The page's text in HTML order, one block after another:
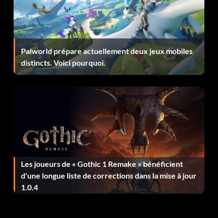
PRIDE of a champion (Bronze)
Objectif : Remporter 25 combats consécutifs en mode
Défense du titre.
Prime Time Fighting (Bronze)
Objectif : Jouer et terminer un événement de 6, 7 ou 8
cartes en mode événement.
Punching is Hard Work (Bronze)
Objectif : Gagner un match sur Ultimate en mode
Exhibition ou Tournament avec les paramètres d'énergie
de simulation.
Palworld prépare actuellement deux jeux mobiles
distincts. Voici pourquoi.
Les joueurs de « Gothic 1 Remake » bénéficient
d'une longue liste de corrections dans la mise à jour
1.0.4